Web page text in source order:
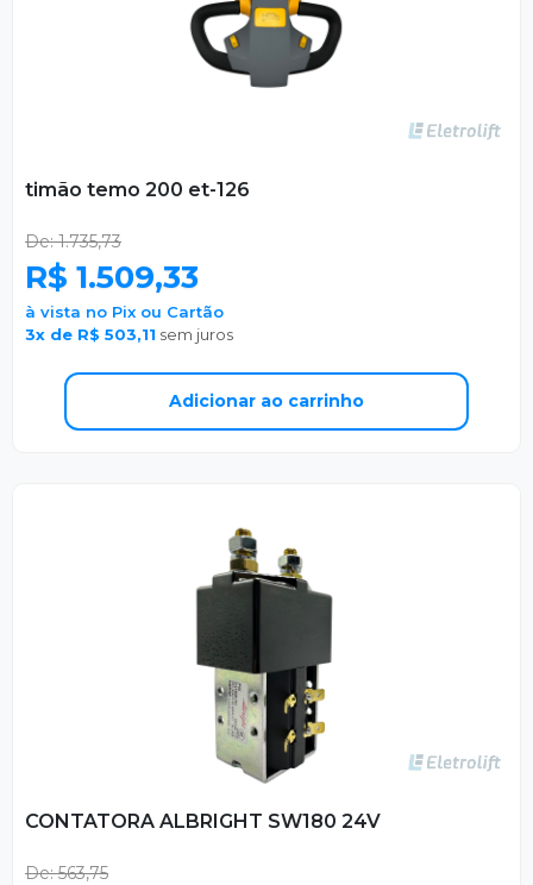
timão temo 200 et-126
De: 1.735,73
R$ 1.509,33
à vista no Pix ou Cartão
3x de R$ 503,11 sem juros
Adicionar ao carrinho
CONTATORA ALBRIGHT SW180 24V
De: 563,75